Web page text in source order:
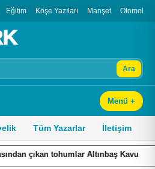
Eğitim Köşe Yazıları Manşet Otomobil
Ara
Menü +
Tüm Yazarlar İletişim
Kavununu yeniden canlandırdı